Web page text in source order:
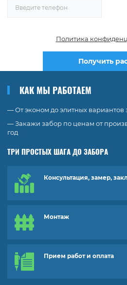
Политика
Получить
КАК МЫ РАБОТАЕМ
— От эконом до элитных вариантов
— Закажи забор по ценам от
год
ТРИ ПРОСТЫХ ШАГА ДО ЗАБОРА
Консультация, замер,
Монтаж
Прием работ и оплата